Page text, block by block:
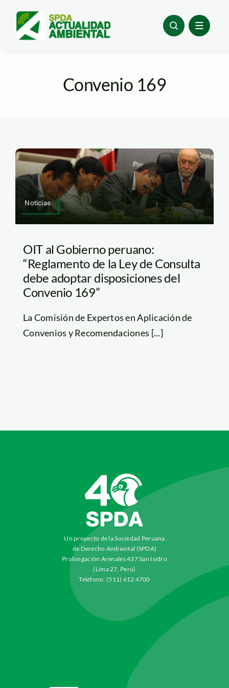
content
Convenio 169
Noticias
OIT al Gobierno peruano:
“Reglamento de la Ley de Consulta
debe adoptar disposiciones del
Convenio 169”
La Comisión de Expertos en Aplicación de
Convenios y Recomendaciones [...]
Un proyecto de la Sociedad Peruana
de Derecho Ambiental (SPDA)
Prolongación Arenales 437 San Isidro
(Lima 27, Perú)
Teléfono: (511) 612 4700